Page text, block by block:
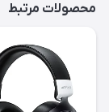
محصولات مرتبط